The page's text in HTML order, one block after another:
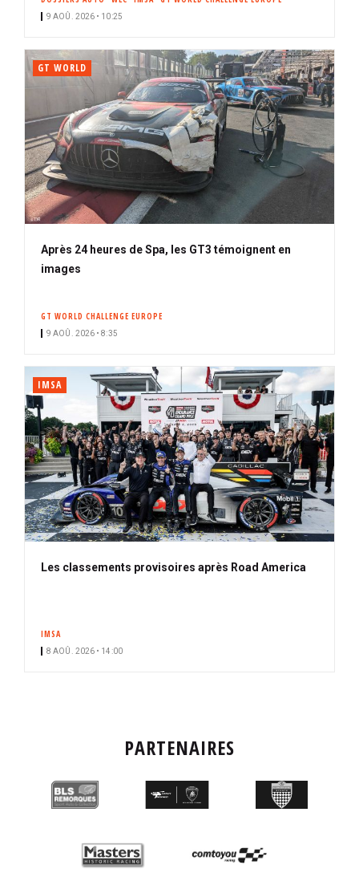
9 AOÛ. 2026 • 10:25
GT WORLD
Après 24 heures de Spa, les GT3 témoignent en
images
GT WORLD CHALLENGE EUROPE
9 AOÛ. 2026 • 8:35
IMSA
Les classements provisoires après Road America
IMSA
8 AOÛ. 2026 • 14:00
PARTENAIRES